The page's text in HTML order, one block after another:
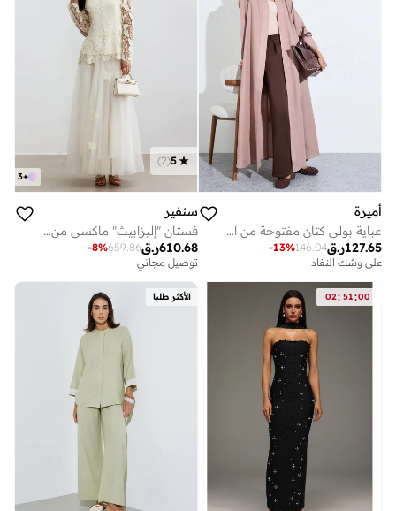
أميرة
عباية بولي كتان مفتوحة من الأمام بتصميم هيرو، مع تضييق فتحة الكم وإضافة شق في الكم حسب صورة المرجع في أمر الشراء
ر.ق127.65
146.04
-13%
على وشك النفاد
+
3
5
(
2
)
سنفير
فستان "إليزابيث" ماكسي من الدانتيل المطرز بنقشة الفراشة
ر.ق610.68
659.86
-8%
توصيل مجاني
02: 51:00 الأكثر طلبا